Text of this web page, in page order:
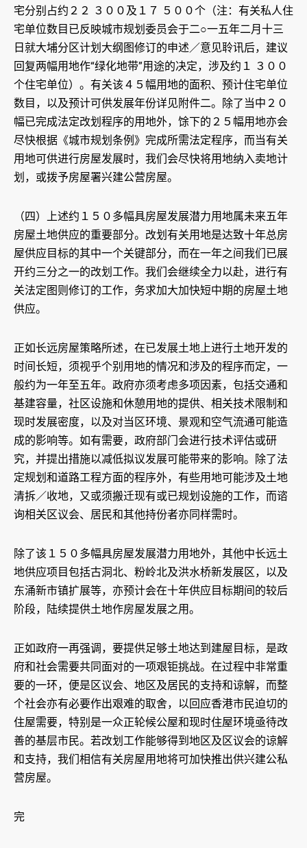
宅分别占约２２ ３００及１７ ５００个（注：有关私人住
宅单位数目已反映城市规划委员会于二○一五年二月十三
日就大埔分区计划大纲图修订的申述／意见聆讯后，建议
回复两幅用地作“绿化地带”用途的决定，涉及约１ ３００
个住宅单位）。有关该４５幅用地的面积、预计住宅单位
数目，以及预计可供发展年份详见附件二。除了当中２０
幅已完成法定改划程序的用地外，馀下的２５幅用地亦会
尽快根据《城市规划条例》完成所需法定程序，而当有关
用地可供进行房屋发展时，我们会尽快将用地纳入卖地计
划，或拨予房屋署兴建公营房屋。
（四）上述约１５０多幅具房屋发展潜力用地属未来五年
房屋土地供应的重要部分。改划有关用地是达致十年总房
屋供应目标的其中一个关键部分，而在一年之间我们已展
开约三分之一的改划工作。我们会继续全力以赴，进行有
关法定图则修订的工作，务求加大加快短中期的房屋土地
供应。
正如长远房屋策略所述，在已发展土地上进行土地开发的
时间长短，须视乎个别用地的情况和涉及的程序而定，一
般约为一年至五年。政府亦须考虑多项因素，包括交通和
基建容量，社区设施和休憩用地的提供、相关技术限制和
现时发展密度，以及对当区环境、景观和空气流通可能造
成的影响等。如有需要，政府部门会进行技术评估或研
究，并提出措施以减低拟议发展可能带来的影响。除了法
定规划和道路工程方面的程序外，有些用地可能涉及土地
清拆／收地，又或须搬迁现有或已规划设施的工作，而谘
询相关区议会、居民和其他持份者亦同样需时。
除了该１５０多幅具房屋发展潜力用地外，其他中长远土
地供应项目包括古洞北、粉岭北及洪水桥新发展区，以及
东涌新市镇扩展等，亦预计会在十年供应目标期间的较后
阶段，陆续提供土地作房屋发展之用。
正如政府一再强调，要提供足够土地达到建屋目标，是政
府和社会需要共同面对的一项艰钜挑战。在过程中非常重
要的一环，便是区议会、地区及居民的支持和谅解，而整
个社会亦有必要作出艰难的取舍，以回应香港市民迫切的
住屋需要，特别是一众正轮候公屋和现时住屋环境亟待改
善的基层市民。若改划工作能够得到地区及区议会的谅解
和支持，我们相信有关房屋用地将可加快推出供兴建公私
营房屋。
完